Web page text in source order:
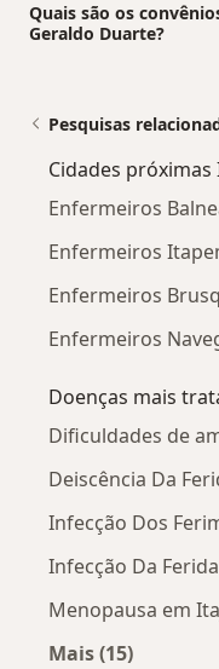
Quais são os
Geraldo Duarte?
Pesquisas
Cidades próximas
Enfermeiros
Enfermeiros
Enfermeiros
Enfermeiros
Doenças mais
Dificuldades de
Deiscência Da
Infecção Dos
Infecção Da
Menopausa em
Mais (15)